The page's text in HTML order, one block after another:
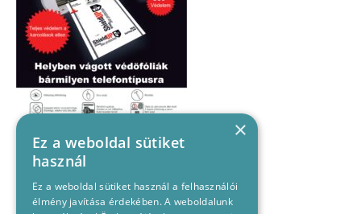
×
Ez a weboldal sütiket
használ
Ez a weboldal sütiket használ a felhasználói
élmény javítása érdekében. A weboldalunk